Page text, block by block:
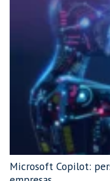
Microsoft Copilot: